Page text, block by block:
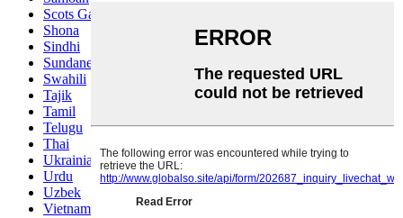
Scots Gaelic
Shona
Sindhi
Sundanese
Swahili
Tajik
Tamil
Telugu
Thai
Ukrainian
Urdu
Uzbek
Vietnamese